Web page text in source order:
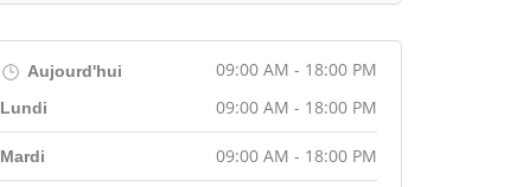
Aujourd'hui 09:00 AM - 18:00 PM
Lundi 09:00 AM - 18:00 PM
Mardi 09:00 AM - 18:00 PM